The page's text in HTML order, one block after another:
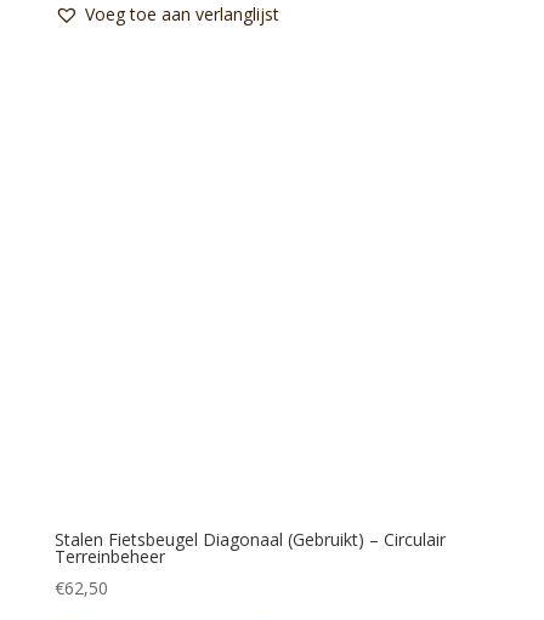
was:
is:
Voeg toe aan verlanglijst
Stalen Fietsbeugel Diagonaal (Gebruikt) – Circulair
Terreinbeheer
€62,50